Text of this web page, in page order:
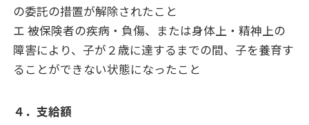
の委託の措置が解除されたこと
エ 被保険者の疾病・負傷、または身体上・精神上の
障害により、子が２歳に達するまでの間、子を養育す
ることができない状態になったこと
４．支給額